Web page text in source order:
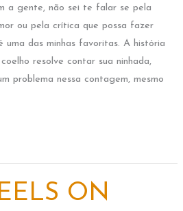
a gente, não sei te falar se pela
ou pela crítica que possa fazer
uma das minhas favoritas. A história
resolve contar sua ninhada,
problema nessa contagem, mesmo
ON